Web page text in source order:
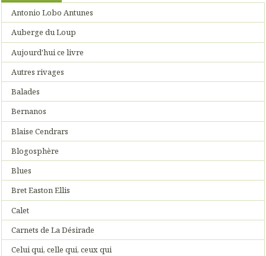
Antonio Lobo Antunes
Auberge du Loup
Aujourd'hui ce livre
Autres rivages
Balades
Bernanos
Blaise Cendrars
Blogosphère
Blues
Bret Easton Ellis
Calet
Carnets de La Désirade
Celui qui, celle qui, ceux qui